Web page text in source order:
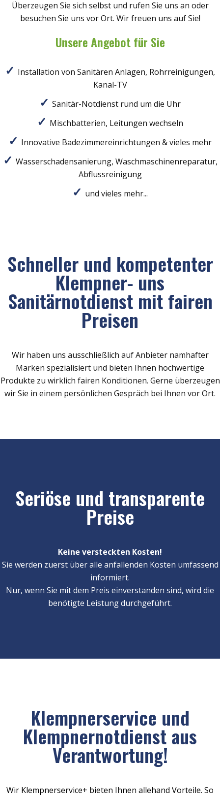
Überzeugen Sie sich selbst und rufen Sie uns an oder
besuchen Sie uns vor Ort. Wir freuen uns auf Sie!
Unsere Angebot für Sie
Installation von Sanitären Anlagen, Rohrreinigungen,
Kanal-TV
Sanitär-Notdienst rund um die Uhr
Mischbatterien, Leitungen wechseln
Innovative Badezimmereinrichtungen & vieles mehr
Wasserschadensanierung, Waschmaschinenreparatur,
Abflussreinigung
und vieles mehr...
Schneller und kompetenter
Klempner- uns
Sanitärnotdienst mit fairen
Preisen
Wir haben uns ausschließlich auf Anbieter namhafter
Marken spezialisiert und bieten Ihnen hochwertige
Produkte zu wirklich fairen Konditionen. Gerne überzeugen
wir Sie in einem persönlichen Gespräch bei Ihnen vor Ort.
Seriöse und transparente
Preise
Keine versteckten Kosten!
Sie werden zuerst über alle anfallenden Kosten umfassend
informiert.
Nur, wenn Sie mit dem Preis einverstanden sind, wird die
benötigte Leistung durchgeführt.
Klempnerservice und
Klempnernotdienst aus
Verantwortung!
Wir Klempnerservice+ bieten Ihnen allehand Vorteile. So